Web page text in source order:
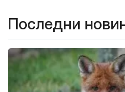
Последни